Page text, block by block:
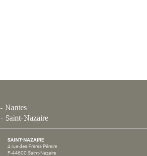
- Nantes
- Saint-Nazaire
SAINT-NAZAIRE
4 rue des Frères Péreire
F-44600 Saint-Nazaire